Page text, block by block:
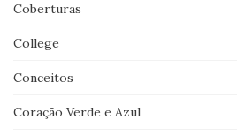
Coberturas
College
Conceitos
Coração Verde e Azul